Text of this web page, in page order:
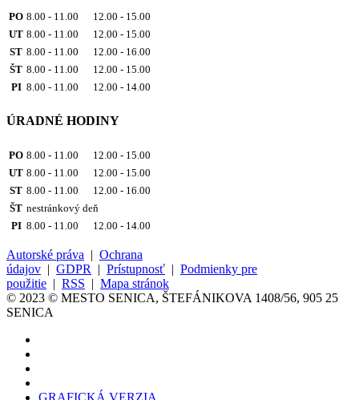
PO 8.00 - 11.00 12.00 - 15.00
UT 8.00 - 11.00 12.00 - 15.00
ST 8.00 - 11.00 12.00 - 16.00
ŠT 8.00 - 11.00 12.00 - 15.00
PI 8.00 - 11.00 12.00 - 14.00
ÚRADNÉ HODINY
PO 8.00 - 11.00 12.00 - 15.00
UT 8.00 - 11.00 12.00 - 15.00
ST 8.00 - 11.00 12.00 - 16.00
ŠT nestránkový deň
PI 8.00 - 11.00 12.00 - 14.00
Autorské práva | Ochrana
údajov | GDPR | Prístupnosť | Podmienky pre
použitie | RSS | Mapa stránok
© 2023 © MESTO SENICA, ŠTEFÁNIKOVA 1408/56, 905 25
SENICA
GRAFICKÁ VERZIA